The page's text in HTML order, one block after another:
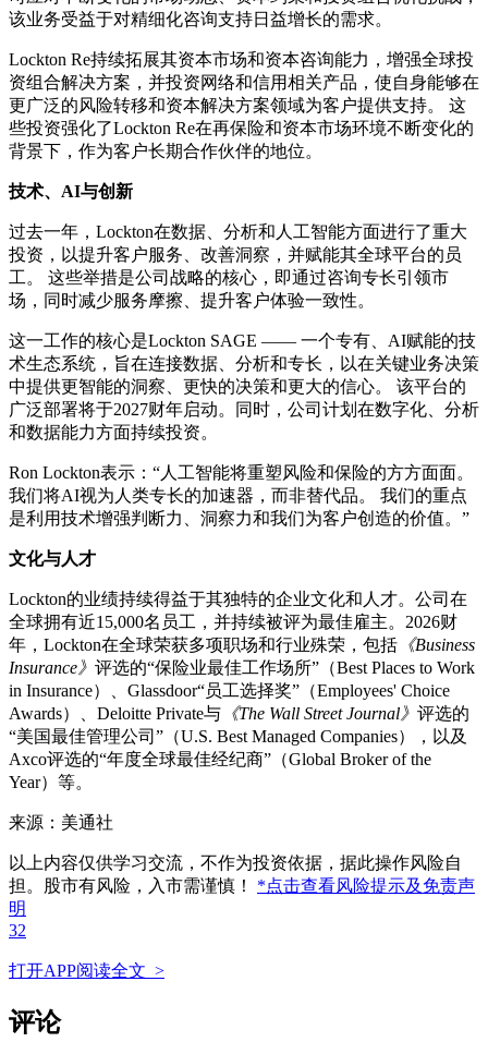
该业务受益于对精细化咨询支持日益增长的需求。
Lockton Re持续拓展其资本市场和资本咨询能力，增强全球投
资组合解决方案，并投资网络和信用相关产品，使自身能够在
更广泛的风险转移和资本解决方案领域为客户提供支持。 这
些投资强化了Lockton Re在再保险和资本市场环境不断变化的
背景下，作为客户长期合作伙伴的地位。
技术、AI与创新
过去一年，Lockton在数据、分析和人工智能方面进行了重大
投资，以提升客户服务、改善洞察，并赋能其全球平台的员
工。 这些举措是公司战略的核心，即通过咨询专长引领市
场，同时减少服务摩擦、提升客户体验一致性。
这一工作的核心是Lockton SAGE —— 一个专有、AI赋能的技
术生态系统，旨在连接数据、分析和专长，以在关键业务决策
中提供更智能的洞察、更快的决策和更大的信心。 该平台的
广泛部署将于2027财年启动。同时，公司计划在数字化、分析
和数据能力方面持续投资。
Ron Lockton表示：“人工智能将重塑风险和保险的方方面面。
我们将AI视为人类专长的加速器，而非替代品。 我们的重点
是利用技术增强判断力、洞察力和我们为客户创造的价值。”
文化与人才
Lockton的业绩持续得益于其独特的企业文化和人才。公司在
全球拥有近15,000名员工，并持续被评为最佳雇主。2026财
年，Lockton在全球荣获多项职场和行业殊荣，包括 《Business
Insurance》 评选的“保险业最佳工作场所”（Best Places to Work
in Insurance）、Glassdoor“员工选择奖”（Employees' Choice
Awards）、Deloitte Private与 《The Wall Street Journal》 评选的
“美国最佳管理公司”（U.S. Best Managed Companies），以及
Axco评选的“年度全球最佳经纪商”（Global Broker of the
Year）等。
来源：美通社
以上内容仅供学习交流，不作为投资依据，据此操作风险自
担。股市有风险，入市需谨慎！ *点击查看风险提示及免责声
明
32
打开APP阅读全文 >
评论